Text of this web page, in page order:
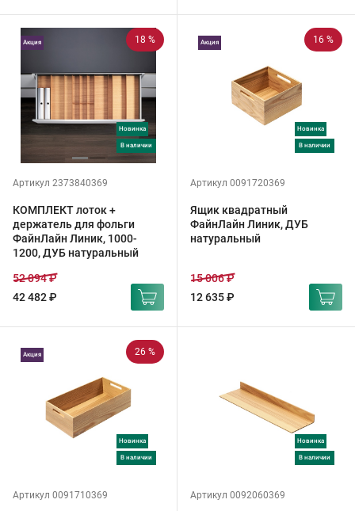
18 %
Новинка
в наличии
Акция
Артикул 2373840369
КОМПЛЕКТ лоток +
держатель для фольги
ФайнЛайн Линик, 1000-
1200, ДУБ натуральный
42 482 ₽
52 094 ₽
16 %
Новинка
в наличии
Акция
Артикул 0091720369
Ящик квадратный
ФайнЛайн Линик, ДУБ
натуральный
12 635 ₽
15 006 ₽
26 %
Новинка
в наличии
Акция
Артикул 0091710369
Новинка
в наличии
Артикул 0092060369